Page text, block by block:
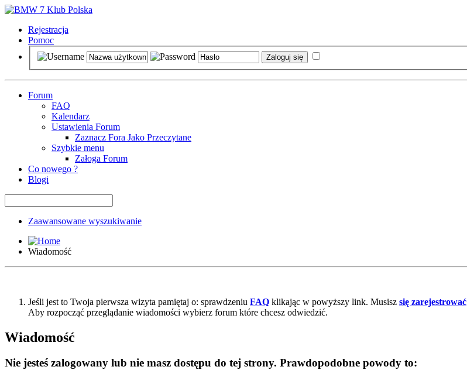
Rejestracja
Pomoc
Forum
FAQ
Kalendarz
Ustawienia Forum
Zaznacz Fora Jako Przeczytane
Szybkie menu
Załoga Forum
Co nowego ?
Blogi
Zaawansowane wyszukiwanie
Wiadomość
Jeśli jest to Twoja pierwsza wizyta pamiętaj o: sprawdzeniu FAQ klikając w powyższy link. Musisz się zarejestrować
Aby rozpocząć przeglądanie wiadomości wybierz forum które chcesz odwiedzić.
Wiadomość
Nie jesteś zalogowany lub nie masz dostępu do tej strony. Prawdopodobne powody to: